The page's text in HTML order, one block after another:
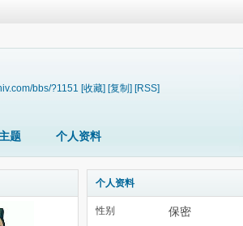
bbs/?1151 [收藏] [复制] [RSS]
主题 个人资料
个人资料
性别 保密